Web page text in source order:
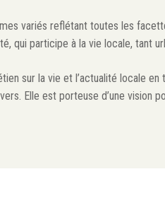
variés reflétant toutes les
qui participe à la vie locale, tant
sur la vie et l’actualité locale
Elle est porteuse d’une vision